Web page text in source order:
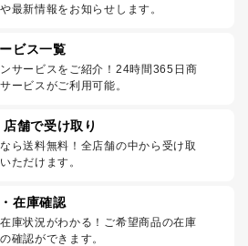
最新情報をお知らせします。
ビス一覧
サービスをご紹介！24時間365日商
ービスがご利用可能。
舗で受け取り
ら送料無料！全店舗の中から受け取
ただけます。
在庫確認
庫状況がわかる！ご希望商品の在庫
確認ができます。